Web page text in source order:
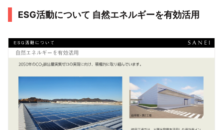
ESG活動について 自然エネルギーを有効活用